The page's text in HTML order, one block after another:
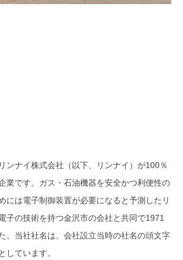
ンナイ株式会社（以下、リンナイ）が100％
業です。ガス・石油機器を安全かつ利便性の
には電子制御装置が必要になると予測したリ
子の技術を持つ金沢市の会社と共同で1971
。当社社名は、会社設立当時の社名の頭文字
しています。